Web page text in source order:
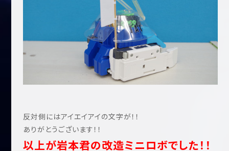
反対側にはアイエイアイの文字が！！
ありがとうございます！！
以上が岩本君の改造ミニロボでした！！